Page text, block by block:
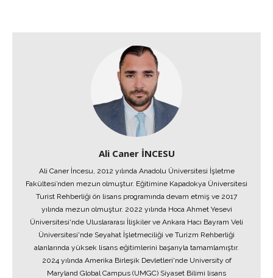
Ali Caner İNCESU
Ali Caner İncesu, 2012 yılında Anadolu Üniversitesi İşletme
Fakültesi’nden mezun olmuştur. Eğitimine Kapadokya Üniversitesi
Turist Rehberliği ön lisans programında devam etmiş ve 2017
yılında mezun olmuştur. 2022 yılında Hoca Ahmet Yesevi
Üniversitesi'nde Uluslararası İlişkiler ve Ankara Hacı Bayram Veli
Üniversitesi'nde Seyahat İşletmeciliği ve Turizm Rehberliği
alanlarında yüksek lisans eğitimlerini başarıyla tamamlamıştır.
2024 yılında Amerika Birleşik Devletleri'nde University of
Maryland Global Campus (UMGC) Siyaset Bilimi lisans